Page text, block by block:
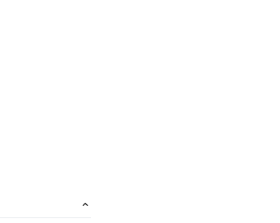
expand_less